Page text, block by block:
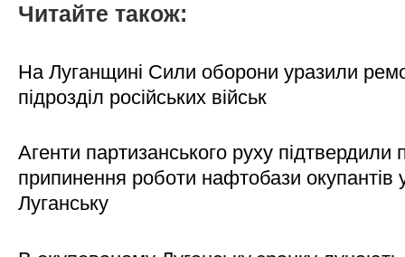
Читайте також:
На Луганщині Сили оборони уразили
підрозділ російських військ
Агенти партизанського руху підтвердили
припинення роботи нафтобази окупантів
Луганську